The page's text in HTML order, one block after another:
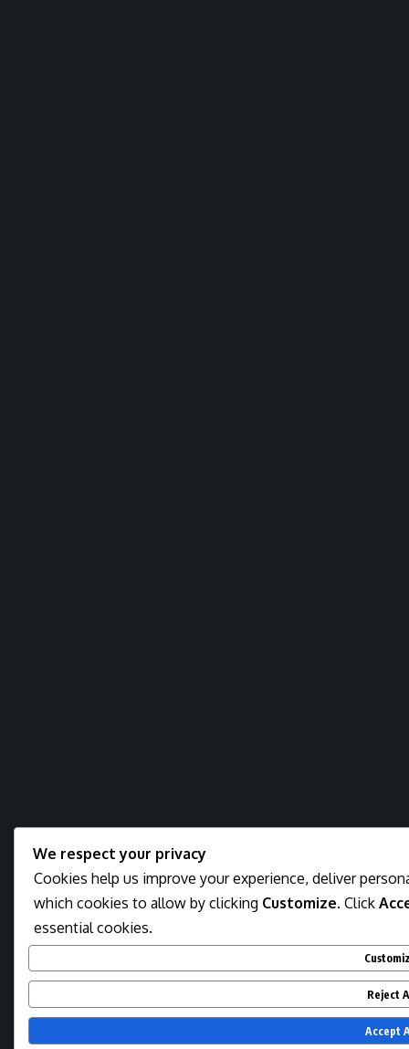
We respect your privacy
Cookies help us improve your experience, deliver
which cookies to allow by clicking Customize. Click
essential cookies.
Reject
Accept